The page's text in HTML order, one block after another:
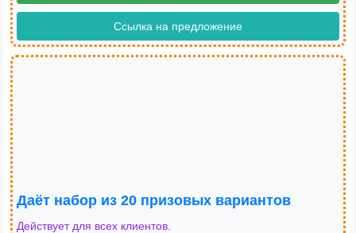
Ссылка на предложение
Даёт набор из 20 призовых вариантов
Действует для всех клиентов.